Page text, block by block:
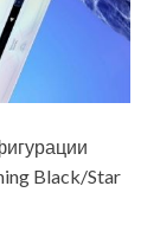
Black/Star